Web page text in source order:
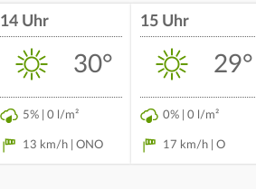
14 Uhr
30°
5% | 0 l/m²
13 km/h | ONO
15 Uhr
29°
0% | 0 l/m²
17 km/h | O